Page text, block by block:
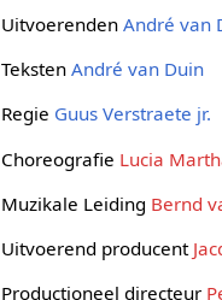
UitvoerendenAndré van
TekstenAndré van Duin
Regie Guus Verstraete jr.
Choreografie Lucia
Muzikale Leiding Bernd
Uitvoerend producent
Productioneel directeur